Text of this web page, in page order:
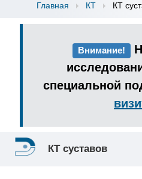
Главная КТ КТ
Внимание!
специальной
КТ суставов